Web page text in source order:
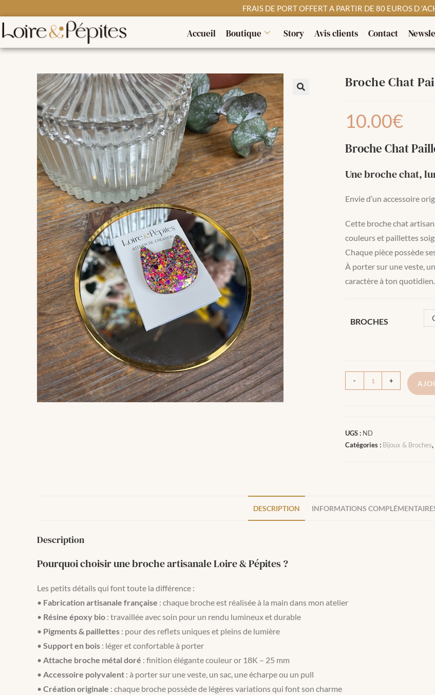
FRAIS DE PORT OFFERT A PARTIR DE 80 EUROS D
Accueil Boutique Story Avis clients Contact
Broche Chat
10.00€
Broche Chat
Une broche chat,
Envie d’un accessoire
Cette broche chat
couleurs et paillettes
Chaque pièce possède
À porter sur une veste,
caractère à ton quotidien.
BROCHES
- +
UGS : ND
Catégories : Bijoux & Broches,
DESCRIPTION INFORMATIONS
Description
Pourquoi choisir une broche artisanale Loire & Pépites ?
Les petits détails qui font toute la différence :
• Fabrication artisanale française : chaque broche est réalisée à la main dans mon atelier
• Résine époxy bio : travaillée avec soin pour un rendu lumineux et durable
• Pigments & paillettes : pour des reflets uniques et pleins de lumière
• Support en bois : léger et confortable à porter
• Attache broche métal doré : finition élégante couleur or 18K – 25 mm
• Accessoire polyvalent : à porter sur une veste, un sac, une écharpe ou un pull
• Création originale : chaque broche possède de légères variations qui font son charme